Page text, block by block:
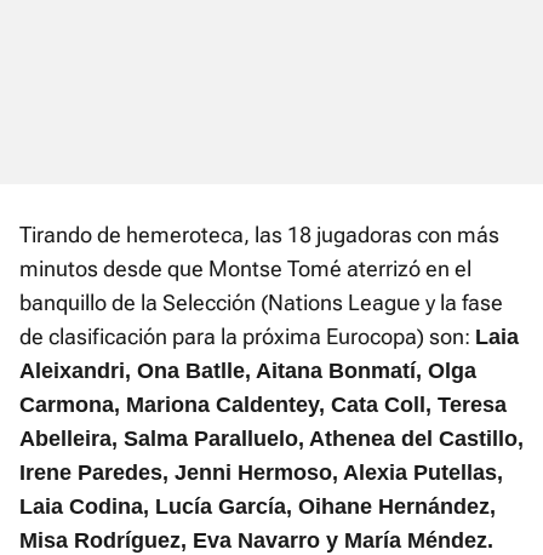
Tirando de hemeroteca, las 18 jugadoras con más
minutos desde que Montse Tomé aterrizó en el
banquillo de la Selección (Nations League y la fase
de clasificación para la próxima Eurocopa) son: Laia
Aleixandri, Ona Batlle, Aitana Bonmatí, Olga
Carmona, Mariona Caldentey, Cata Coll, Teresa
Abelleira, Salma Paralluelo, Athenea del Castillo,
Irene Paredes, Jenni Hermoso, Alexia Putellas,
Laia Codina, Lucía García, Oihane Hernández,
Misa Rodríguez, Eva Navarro y María Méndez.